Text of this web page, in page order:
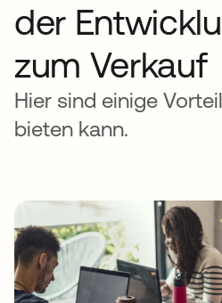
der
zum Verkauf
Hier sind einige
bieten kann.